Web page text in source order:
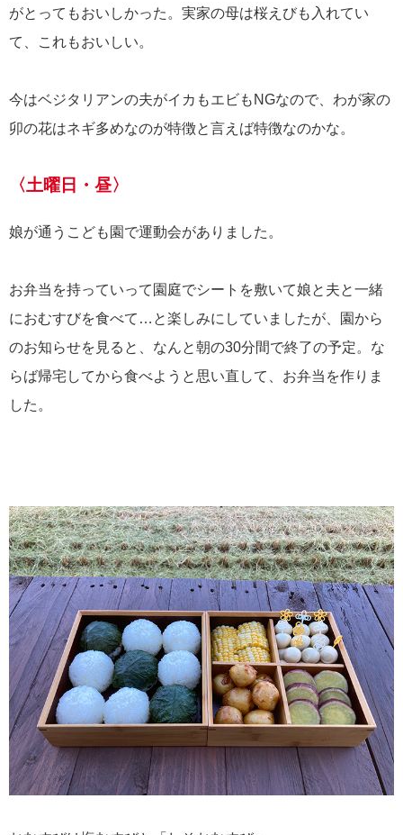
がとってもおいしかった。実家の母は桜えびも入れてい
て、これもおいしい。
今はベジタリアンの夫がイカもエビもNGなので、わが家の
卯の花はネギ多めなのが特徴と言えば特徴なのかな。
〈土曜日・昼〉
娘が通うこども園で運動会がありました。
お弁当を持っていって園庭でシートを敷いて娘と夫と一緒
におむすびを食べて…と楽しみにしていましたが、園から
のお知らせを見ると、なんと朝の30分間で終了の予定。な
らば帰宅してから食べようと思い直して、お弁当を作りま
した。